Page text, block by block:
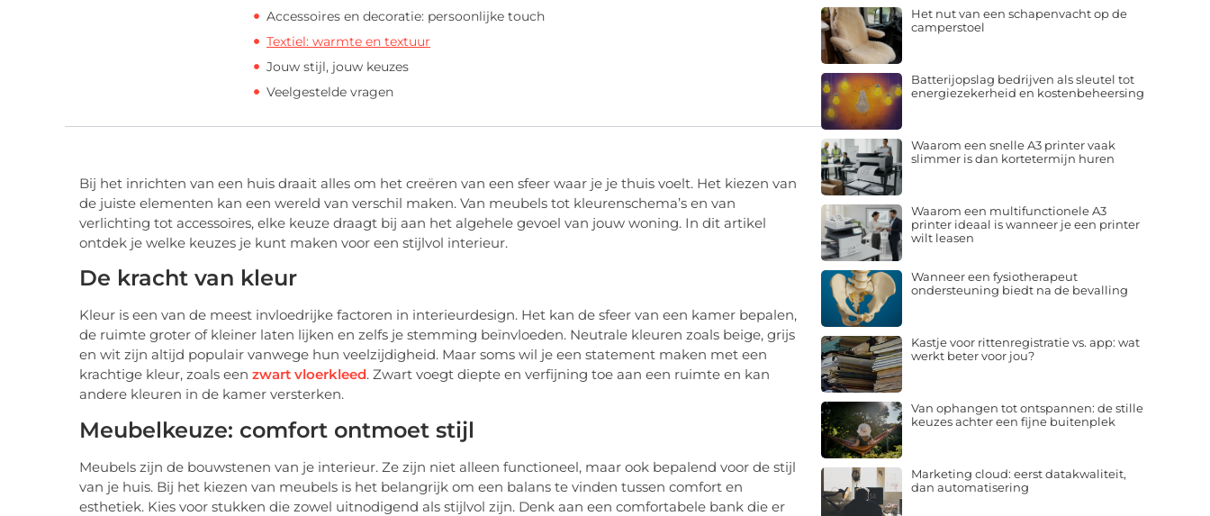
Accessoires en decoratie: persoonlijke touch
Textiel: warmte en textuur
Jouw stijl, jouw keuzes
Veelgestelde vragen
Bij het inrichten van een huis draait alles om het creëren van een sfeer waar je je thuis voelt. Het kiezen van
de juiste elementen kan een wereld van verschil maken. Van meubels tot kleurenschema’s en van
verlichting tot accessoires, elke keuze draagt bij aan het algehele gevoel van jouw woning. In dit artikel
ontdek je welke keuzes je kunt maken voor een stijlvol interieur.
De kracht van kleur
Kleur is een van de meest invloedrijke factoren in interieurdesign. Het kan de sfeer van een kamer bepalen,
de ruimte groter of kleiner laten lijken en zelfs je stemming beïnvloeden. Neutrale kleuren zoals beige, grijs
en wit zijn altijd populair vanwege hun veelzijdigheid. Maar soms wil je een statement maken met een
krachtige kleur, zoals een zwart vloerkleed. Zwart voegt diepte en verfijning toe aan een ruimte en kan
andere kleuren in de kamer versterken.
Meubelkeuze: comfort ontmoet stijl
Meubels zijn de bouwstenen van je interieur. Ze zijn niet alleen functioneel, maar ook bepalend voor de stijl
van je huis. Bij het kiezen van meubels is het belangrijk om een balans te vinden tussen comfort en
esthetiek. Kies voor stukken die zowel uitnodigend als stijlvol zijn. Denk aan een comfortabele bank die er
Het nut van een schapenvacht op de
camperstoel
Batterijopslag bedrijven als sleutel tot
energiezekerheid en kostenbeheersing
Waarom een snelle A3 printer vaak
slimmer is dan kortetermijn huren
Waarom een multifunctionele A3
printer ideaal is wanneer je een printer
wilt leasen
Wanneer een fysiotherapeut
ondersteuning biedt na de bevalling
Kastje voor rittenregistratie vs. app: wat
werkt beter voor jou?
Van ophangen tot ontspannen: de stille
keuzes achter een fijne buitenplek
Marketing cloud: eerst datakwaliteit,
dan automatisering